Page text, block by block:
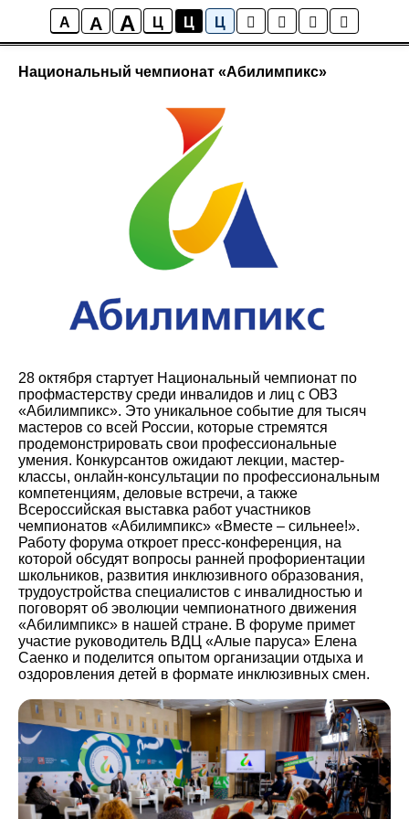
A A A Ц Ц Ц
Новости
Национальный чемпионат «Абилимпикс»
28 октября стартует Национальный чемпионат по
профмастерству среди инвалидов и лиц с ОВЗ
«Абилимпикс». Это уникальное событие для тысяч
мастеров со всей России, которые стремятся
продемонстрировать свои профессиональные
умения. Конкурсантов ожидают лекции, мастер-
классы, онлайн-консультации по профессиональным
компетенциям, деловые встречи, а также
Всероссийская выставка работ участников
чемпионатов «Абилимпикс» «Вместе – сильнее!».
Работу форума откроет пресс-конференция, на
которой обсудят вопросы ранней профориентации
школьников, развития инклюзивного образования,
трудоустройства специалистов с инвалидностью и
поговорят об эволюции чемпионатного движения
«Абилимпикс» в нашей стране. В форуме примет
участие руководитель ВДЦ «Алые паруса» Елена
Саенко и поделится опытом организации отдыха и
оздоровления детей в формате инклюзивных смен.